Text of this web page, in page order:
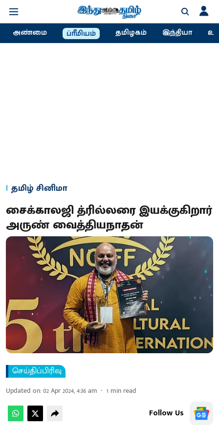
அண்மை ப்ரீமியம் தமிழகம் இந்தியா
தமிழ் சினிமா
சைக்காலஜி த்ரில்லரை இயக்குகிறார்
அருண் வைத்தியநாதன்
செய்திப்பிரிவு
Updated on:02 Apr 2024, 4:36 am 1 min read
Follow Us